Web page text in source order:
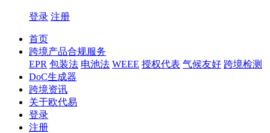
登录 注册
首页
跨境产品合规服务
EPR 包装法 电池法 WEEE 授权代表 气候友好 跨境检测
DoC生成器
跨境资讯
关于欧代易
登录
注册